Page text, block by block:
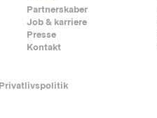
Partnerskaber
Job & karriere
Presse
Kontakt
Privatlivspolitik